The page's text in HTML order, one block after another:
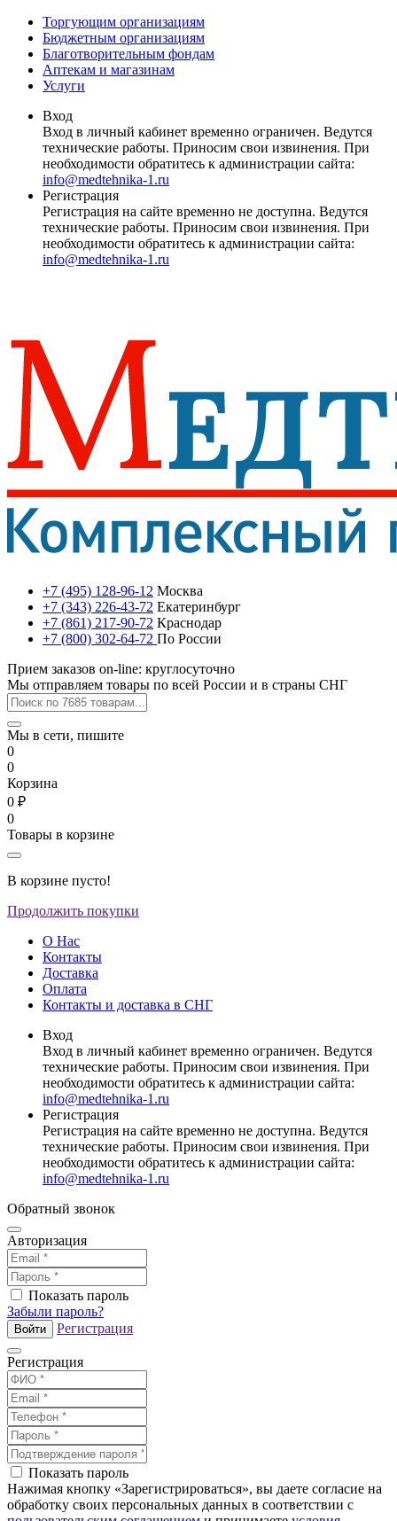
Торгующим организациям
Бюджетным организациям
Благотворительным фондам
Аптекам и магазинам
Услуги
Вход
Вход в личный кабинет временно ограничен. Ведутся
технические работы. Приносим свои извинения. При
необходимости обратитесь к администрации сайта:
info@medtehnika-1.ru
Регистрация
Регистрация на сайте временно не доступна. Ведутся
технические работы. Приносим свои извинения. При
необходимости обратитесь к администрации сайта:
info@medtehnika-1.ru
+7 (495) 128-96-12 Москва
+7 (343) 226-43-72 Екатеринбург
+7 (861) 217-90-72 Краснодар
+7 (800) 302-64-72 По России
Прием заказов on-line: круглосуточно
Мы отправляем товары по всей России и в страны СНГ
Мы в сети, пишите
0
0
Корзина
0 ₽
0
Товары в корзине
В корзине пусто!
Продолжить покупки
О Нас
Контакты
Доставка
Оплата
Контакты и доставка в СНГ
Вход
Вход в личный кабинет временно ограничен. Ведутся
технические работы. Приносим свои извинения. При
необходимости обратитесь к администрации сайта:
info@medtehnika-1.ru
Регистрация
Регистрация на сайте временно не доступна. Ведутся
технические работы. Приносим свои извинения. При
необходимости обратитесь к администрации сайта:
info@medtehnika-1.ru
Обратный звонок
Авторизация
Показать пароль
Забыли пароль?
Войти Регистрация
Регистрация
Показать пароль
Нажимая кнопку «Зарегистрироваться», вы даете согласие на
обработку своих персональных данных в соответствии с